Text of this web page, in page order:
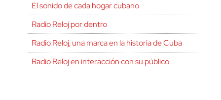
El sonido de cada hogar cubano
Radio Reloj por dentro
Radio Reloj, una marca en la historia de Cuba
Radio Reloj en interacción con su público